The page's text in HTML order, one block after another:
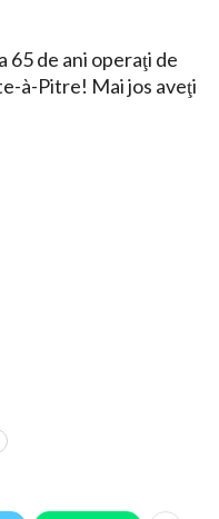
65 de ani operaţi de
à-Pitre! Mai jos aveţi